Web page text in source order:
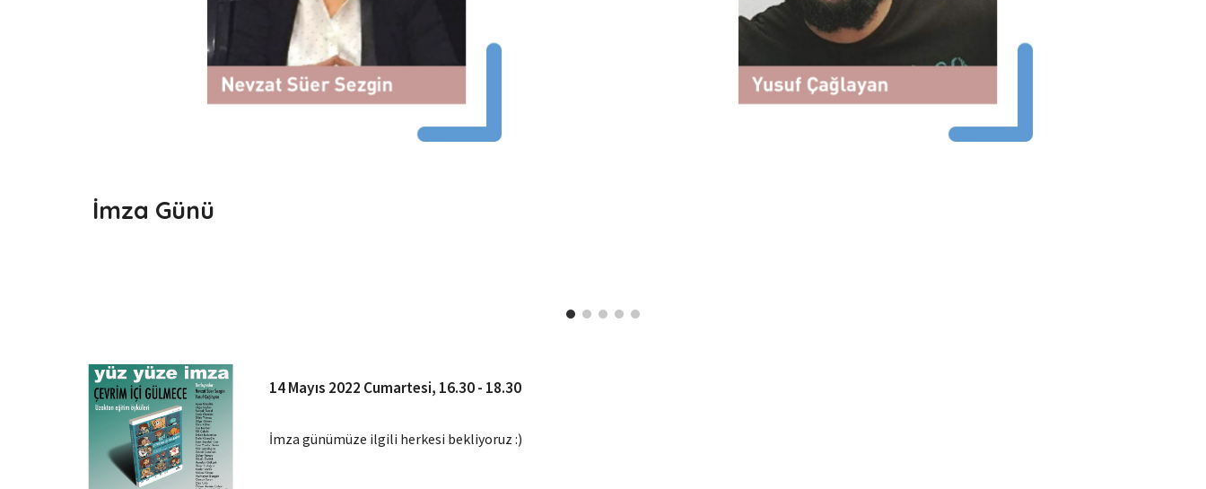
İmza Günü
14 Mayıs 2022 Cumartesi, 16.30 - 18.30
İmza günümüze ilgili herkesi bekliyoruz :)